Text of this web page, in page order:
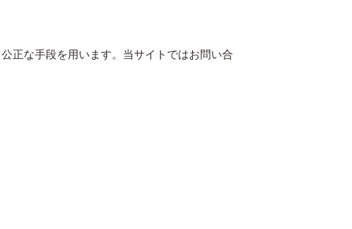
正な手段を用います。当サイトではお問い合